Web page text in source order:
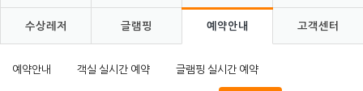
수상레저 글램핑 예약안내 고객센터
예약안내 객실 실시간 예약 글램핑 실시간 예약